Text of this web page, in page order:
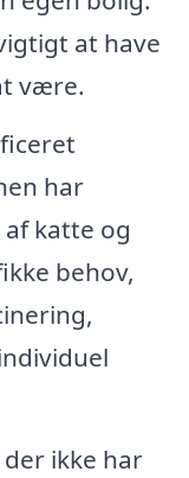
at have
være.
har
katte og
behov,
ikke har